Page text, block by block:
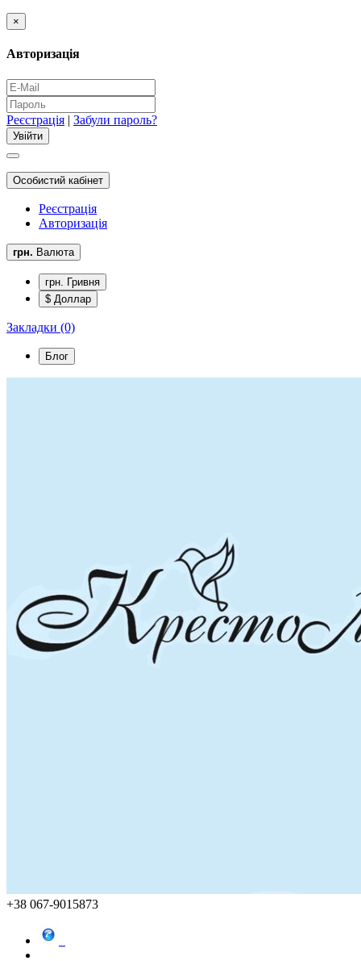
×
Авторизація
Реєстрація | Забули пароль?
Особистий кабінет
Реєстрація
Авторизація
грн. Валюта
грн. Гривня
$ Доллар
Закладки (0)
Блог
+38 067-9015873